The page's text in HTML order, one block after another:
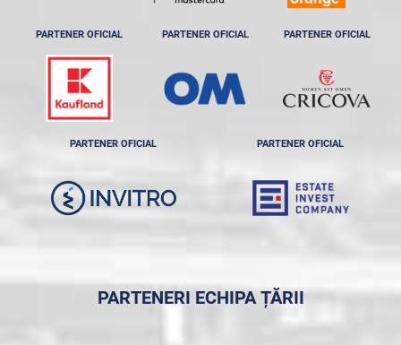
PARTENER OFICIAL PARTENER OFICIAL PARTENER OFICIAL
PARTENER OFICIAL PARTENER OFICIAL
PARTENERI ECHIPA ȚĂRII